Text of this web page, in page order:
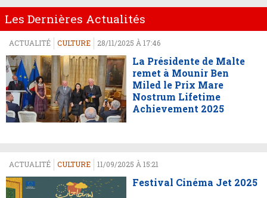
Les Dernières Actualités
ACTUALITÉ CULTURE 28/11/2025 À 17:46
La Présidente de Malte
remet à Mounir Ben
Miled le Prix Mare
Nostrum Lifetime
Achievement 2025
ACTUALITÉ CULTURE 11/09/2025 À 15:21
Festival Cinéma Jet 2025